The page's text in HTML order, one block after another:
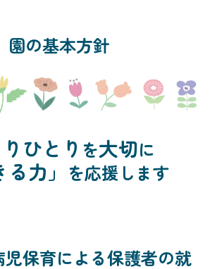
園の基本方針
ひとり を大切に
る力」 を応援します
保育による保護者の就